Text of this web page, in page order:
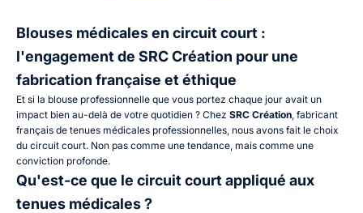
Blouses médicales en circuit court :
l'engagement de SRC Création pour une
fabrication française et éthique
Et si la blouse professionnelle que vous portez chaque jour avait un
impact bien au-delà de votre quotidien ? Chez SRC Création, fabricant
français de tenues médicales professionnelles, nous avons fait le choix
du circuit court. Non pas comme une tendance, mais comme une
conviction profonde.
Qu'est-ce que le circuit court appliqué aux
tenues médicales ?